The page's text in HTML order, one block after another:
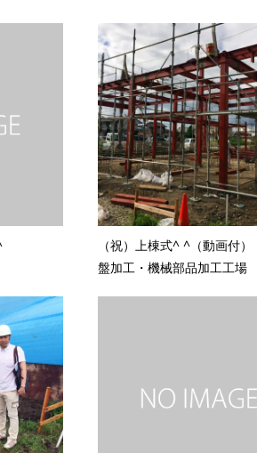
（祝）上棟式^ ^（動画付）
盤加工・機械部品加工工場